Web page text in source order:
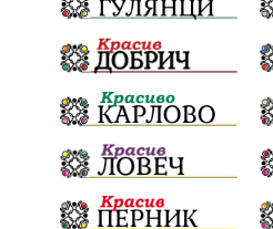
СИК Ружица
ВеселинОрешков
НационаленШампион
ЕкатеринаДафовска
100Метра Атина